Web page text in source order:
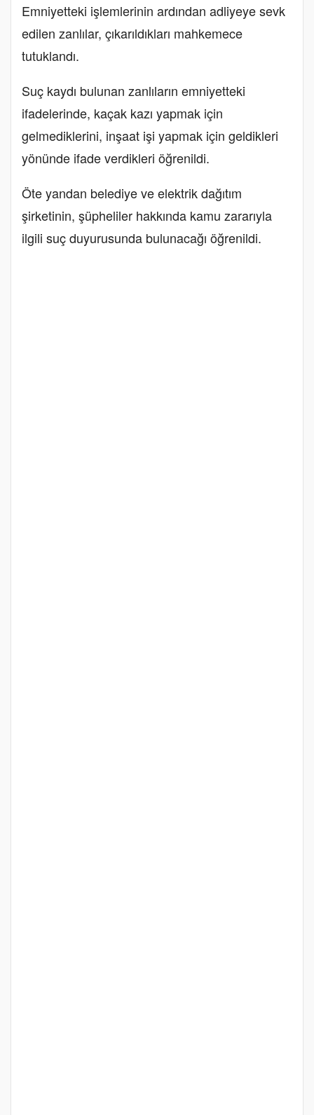
Emniyetteki işlemlerinin ardından adliyeye sevk
edilen zanlılar, çıkarıldıkları mahkemece
tutuklandı.
Suç kaydı bulunan zanlıların emniyetteki
ifadelerinde, kaçak kazı yapmak için
gelmediklerini, inşaat işi yapmak için geldikleri
yönünde ifade verdikleri öğrenildi.
Öte yandan belediye ve elektrik dağıtım
şirketinin, şüpheliler hakkında kamu zararıyla
ilgili suç duyurusunda bulunacağı öğrenildi.